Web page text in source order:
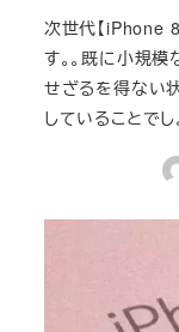
次世代【iPhone
す。。既に小規
せざるを得ない
していることでし